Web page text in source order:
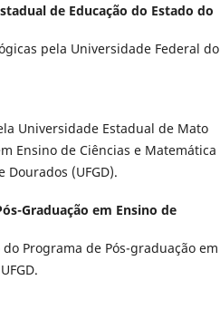
de Educação do Estado do
pela Universidade Federal do
Universidade Estadual de Mato
Ensino de Ciências e Matemática
(UFGD).
Graduação em Ensino de
Programa de Pós-graduação em